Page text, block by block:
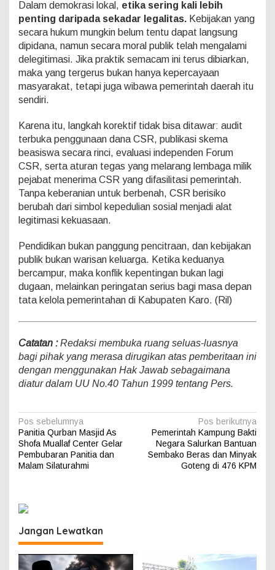
Dalam demokrasi lokal, etika sering kali lebih
penting daripada sekadar legalitas. Kebijakan yang
secara hukum mungkin belum tentu dapat langsung
dipidana, namun secara moral publik telah mengalami
delegitimasi. Jika praktik semacam ini terus dibiarkan,
maka yang tergerus bukan hanya kepercayaan
masyarakat, tetapi juga wibawa pemerintah daerah itu
sendiri.
Karena itu, langkah korektif tidak bisa ditawar: audit
terbuka penggunaan dana CSR, publikasi skema
beasiswa secara rinci, evaluasi independen Forum
CSR, serta aturan tegas yang melarang lembaga milik
pejabat menerima CSR yang difasilitasi pemerintah.
Tanpa keberanian untuk berbenah, CSR berisiko
berubah dari simbol kepedulian sosial menjadi alat
legitimasi kekuasaan.
Pendidikan bukan panggung pencitraan, dan kebijakan
publik bukan warisan keluarga. Ketika keduanya
bercampur, maka konflik kepentingan bukan lagi
dugaan, melainkan peringatan serius bagi masa depan
tata kelola pemerintahan di Kabupaten Karo. (Ril)
Catatan :Redaksi membuka ruang seluas-luasnya
bagi pihak yang merasa dirugikan atas pemberitaan ini
dengan menggunakan Hak Jawab sebagaimana
diatur dalam UU No.40 Tahun 1999 tentang Pers.
N
a
v
a
s
i
p
Pos sebelumnya
Panitia Qurban Masjid As
Shofa Muallaf Center Gelar
Pembubaran Panitia dan
Malam Silaturahmi
Pos berikutnya
Pemerintah Kampung Bakti
Negara Salurkan Bantuan
Sembako Beras dan Minyak
Goteng di 476 KPM
Jangan Lewatkan